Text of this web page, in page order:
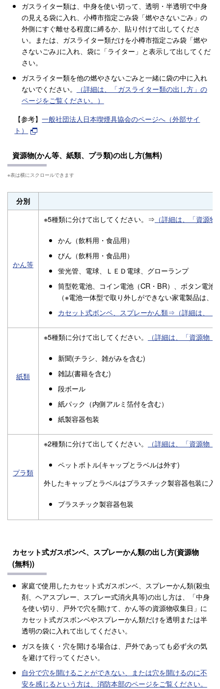
ガスライター類は、中身を使い切って、透明・半透明で中身
の見える袋に入れ、小樽市指定ごみ袋「燃やさないごみ」の
外側にすぐ離せる程度に縛るか、貼り付けて出してくださ
い。または、ガスライター類だけを小樽市指定ごみ袋「燃や
さないごみ｣に入れ、袋に「ライター」と表示して出してくだ
さい。
ガスライター類を他の燃やさないごみと一緒に袋の中に入れ
ないでください。
（詳細は、「ガスライター類の出し方」の
ページをご覧ください。）
【参考】一般社団法人日本喫煙具協会のページへ（外部サイ
ト）
資源物(かん等、紙類、プラ類)の出し方(無料)
分別
かん等
※5種類に分けて出してください。⇒ （詳細は、「資源
かん（飲料用・食品用）
びん（飲料用・食品用）
蛍光管、電球、ＬＥＤ電球、グローランプ
筒型乾電池、コイン電池（CR・BR）、ボタン電
（※電池一体型で取り外しができない家電製品は
カセット式ボンベ、スプレーかん類⇒（詳細は、
紙類
※5種類に分けて出してください。 （詳細は、「資源物
新聞(チラシ、雑がみを含む)
雑誌(書籍を含む)
段ボール
紙パック（内側アルミ箔付を含む）
紙製容器包装
プラ類
※2種類に分けて出してください。 （詳細は、「資源物
ペットボトル(キャップとラベルは外す)
外したキャップとラベルはプラスチック製容器包装に入
プラスチック製容器包装
カセット式ガスボンベ、スプレーかん類の出し方(資源物
(無料))
家庭で使用したカセット式ガスボンベ、スプレーかん類(殺虫
剤、ヘアスプレー、スプレー式消火具等)の出し方は、「中身
を使い切り、戸外で穴を開けて、かん等の資源物収集日」に
カセット式ガスボンベやスプレーかん類だけを透明または半
透明の袋に入れて出してください。
ガスを抜く・穴を開ける場合は、戸外であっても必ず火の気
を避けて行ってください。
自分で穴を開けることができない、または穴を開けるのに不
安を感じるという方は、消防本部のページをご覧ください。